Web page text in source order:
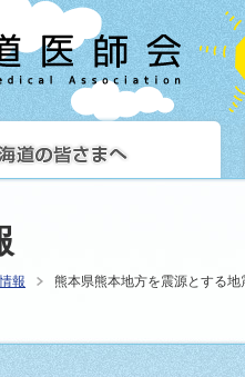
報 熊本県熊本地方を震源とする